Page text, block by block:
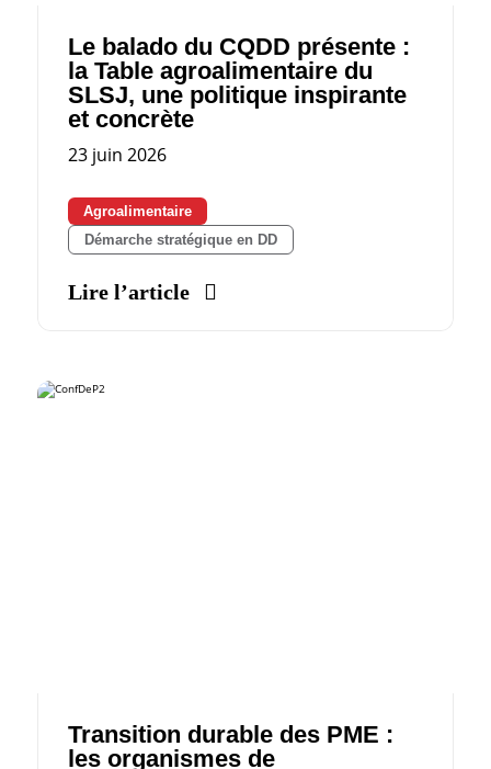
Le balado du CQDD présente :
la Table agroalimentaire du
SLSJ, une politique inspirante
et concrète
23 juin 2026
Agroalimentaire
Démarche stratégique en DD
Lire l’article
Transition durable des PME :
les organismes de